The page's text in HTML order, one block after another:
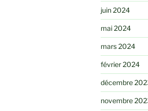
juin 2024
mai 2024
mars 2024
février 2024
décembre
novembre